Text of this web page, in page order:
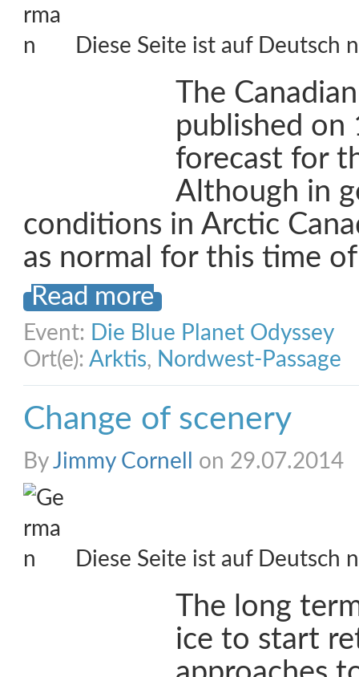
Diese Seite ist auf Deutsch
The
published on
forecast for
Although in
conditions in Arctic
as normal for this time
Read more
Event: Die Blue Planet Odyssey
Ort(e): Arktis, Nordwest-Passage
Change of scenery
ByJimmy Cornell on 29.07.2014
Diese Seite ist auf Deutsch
The long
ice to start